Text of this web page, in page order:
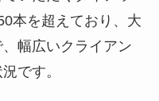
本を超えており、大
幅広いクライアン
です。